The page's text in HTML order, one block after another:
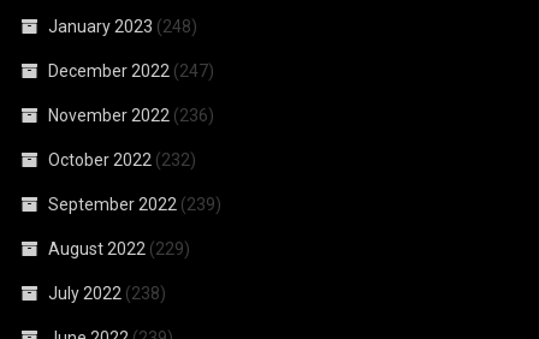
January 2023 (248)
December 2022 (247)
November 2022 (236)
October 2022 (232)
September 2022 (239)
August 2022 (229)
July 2022 (238)